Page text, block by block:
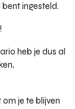
bent ingesteld.
heb je dus al
je te blijven